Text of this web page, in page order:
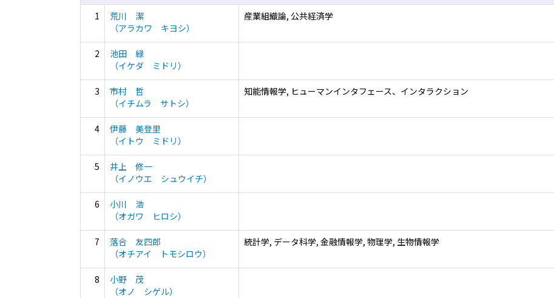
1
荒川 潔
（アラカワ キヨシ）
産業組織論, 公共経済学
2
池田 緑
（イケダ ミドリ）
3
市村 哲
（イチムラ サトシ）
知能情報学, ヒューマンインタフェース、インタラクション
4
伊藤 美登里
（イトウ ミドリ）
5
井上 修一
（イノウエ シュウイチ）
6
小川 浩
（オガワ ヒロシ）
7
落合 友四郎
（オチアイ トモシロウ）
統計学, データ科学, 金融情報学, 物理学, 生物情報学
8
小野 茂
（オノ シゲル）